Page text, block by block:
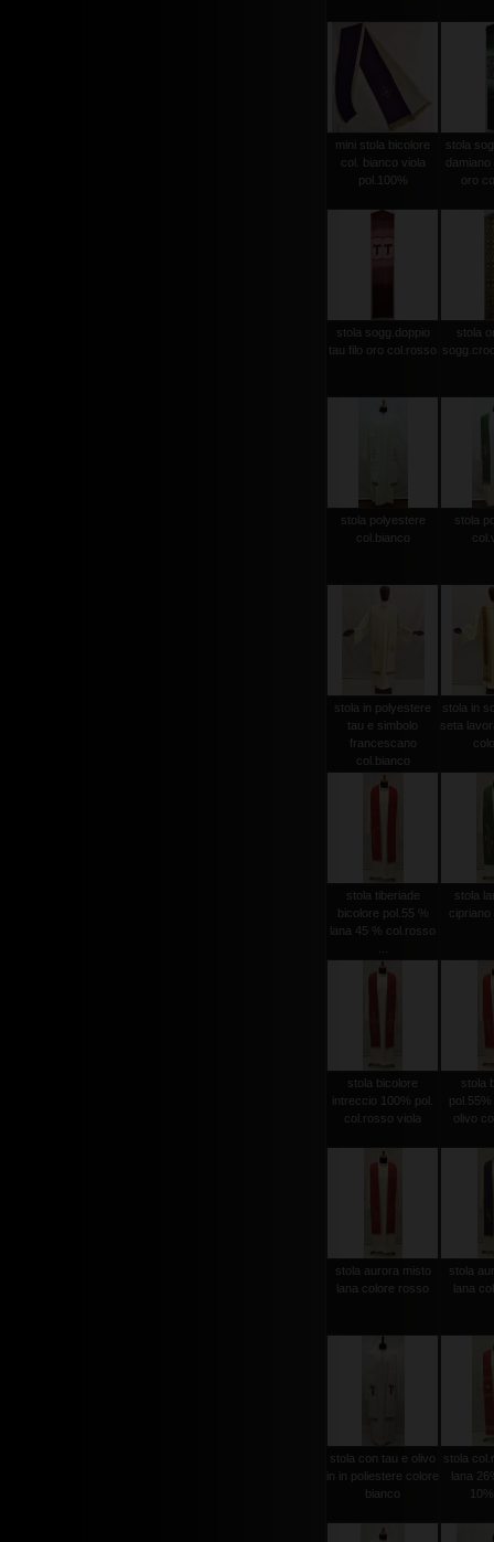
mini stola bicolore
col. bianco viola
pol.100%
stola
oro
stola sogg.doppio
tau filo oro col.rosso
stola
stola polyestere
col.bianco
stola
stola in polyestere
tau e simbolo
francescano
col.bianco
stola in
seta
stola tiberiade
bicolore pol.55 %
lana 45 % col.rosso
stola
stola bicolore
intreccio 100% pol.
col.rosso viola
stola
olivo
stola aurora misto
lana colore rosso
stola
lana
stola con tau e olivo
in in poliestere colore
bianco
stola
lana